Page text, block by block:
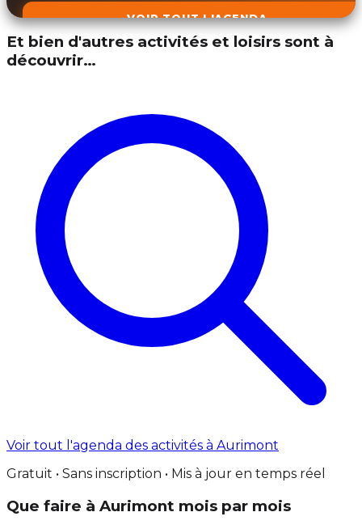
VOIR TOUT L'AGENDA
Et bien d'autres activités et loisirs sont à
découvrir…
Voir tout l'agenda des activités à Aurimont
Gratuit • Sans inscription • Mis à jour en temps réel
Que faire à Aurimont mois par mois